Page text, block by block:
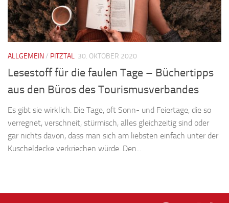
ALLGEMEIN/ PITZTAL 30. OKTOBER 2020
Lesestoff für die faulen Tage – Büchertipps
aus den Büros des Tourismusverbandes
Es gibt sie wirklich. Die Tage, oft Sonn- und Feiertage, die so
verregnet, verschneit, stürmisch, alles gleichzeitig sind oder
gar nichts davon, dass man sich am liebsten einfach unter der
Kuscheldecke verkriechen würde. Den...